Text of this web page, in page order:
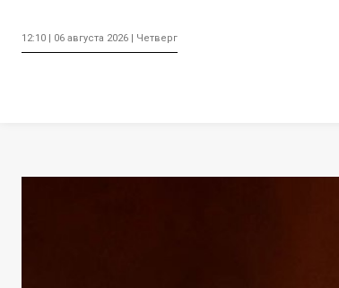
12:10 | 06 августа 2026 | Четверг